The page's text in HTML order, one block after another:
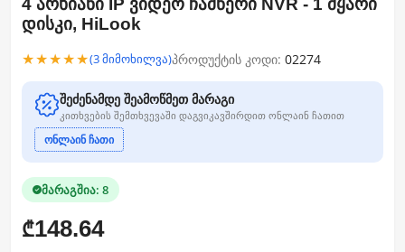
4 არხიანი IP ვიდეო ჩამწერი NVR - 1 მყარი
დისკი, HiLook
★★★★★(3 მიმოხილვა)პროდუქტის კოდი: 02274
შეძენამდე შეამოწმეთ მარაგი
კითხვების შემთხვევაში დაგვიკავშირდით ონლაინ ჩათით
ონლაინ ჩათი
მარაგშია: 8
₾148.64